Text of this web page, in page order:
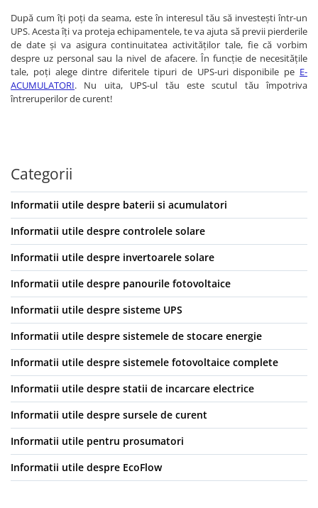
După cum îți poți da seama, este în interesul tău să investești într-un
UPS. Acesta îți va proteja echipamentele, te va ajuta să previi pierderile
de date și va asigura continuitatea activităților tale, fie că vorbim
despre uz personal sau la nivel de afacere. În funcție de necesitățile
tale, poți alege dintre diferitele tipuri de UPS-uri disponibile pe E-
ACUMULATORI. Nu uita, UPS-ul tău este scutul tău împotriva
întreruperilor de curent!
Categorii
Informatii utile despre baterii si acumulatori
Informatii utile despre controlele solare
Informatii utile despre invertoarele solare
Informatii utile despre panourile fotovoltaice
Informatii utile despre sisteme UPS
Informatii utile despre sistemele de stocare energie
Informatii utile despre sistemele fotovoltaice complete
Informatii utile despre statii de incarcare electrice
Informatii utile despre sursele de curent
Informatii utile pentru prosumatori
Informatii utile despre EcoFlow